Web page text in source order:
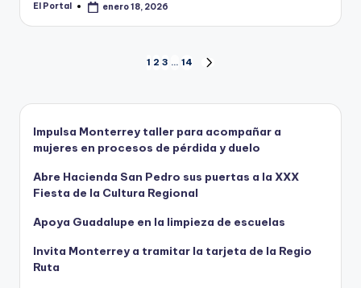
Publicado
El Portal enero 18, 2026
Paginación
de
entradas
1 2 3 … 14
Impulsa Monterrey taller para acompañar a
mujeres en procesos de pérdida y duelo
Abre Hacienda San Pedro sus puertas a la XXX
Fiesta de la Cultura Regional
Apoya Guadalupe en la limpieza de escuelas
Invita Monterrey a tramitar la tarjeta de la Regio
Ruta